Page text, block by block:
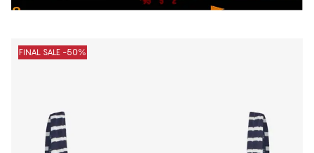
FINAL SALE -50%